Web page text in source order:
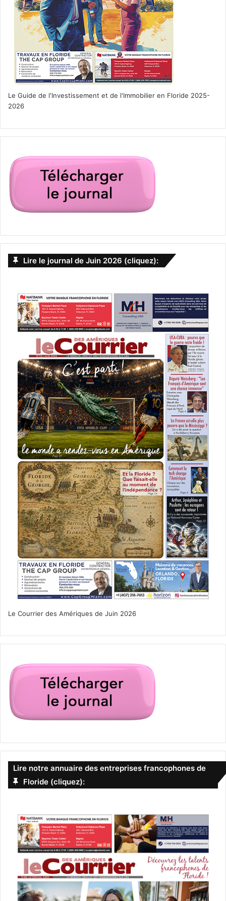
Le Guide de l'Investissement et de l'Immobilier en Floride 2025-
2026
Lire le journal de Juin 2026 (cliquez):
Le Courrier des Amériques de Juin 2026
Lire notre annuaire des entreprises francophones de
Floride (cliquez):